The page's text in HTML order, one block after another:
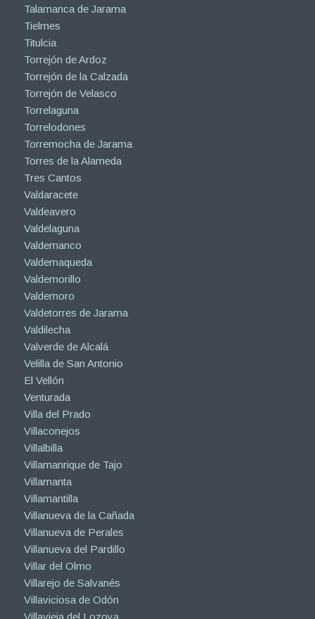
Talamanca de Jarama
Tielmes
Titulcia
Torrejón de Ardoz
Torrejón de la Calzada
Torrejón de Velasco
Torrelaguna
Torrelodones
Torremocha de Jarama
Torres de la Alameda
Tres Cantos
Valdaracete
Valdeavero
Valdelaguna
Valdemanco
Valdemaqueda
Valdemorillo
Valdemoro
Valdetorres de Jarama
Valdilecha
Valverde de Alcalá
Velilla de San Antonio
El Vellón
Venturada
Villa del Prado
Villaconejos
Villalbilla
Villamanrique de Tajo
Villamanta
Villamantilla
Villanueva de la Cañada
Villanueva de Perales
Villanueva del Pardillo
Villar del Olmo
Villarejo de Salvanés
Villaviciosa de Odón
Villavieja del Lozoya